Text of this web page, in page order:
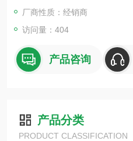
厂商性质：经销商
访问量：404
产品咨询
产品分类
PRODUCT CLASSIFICATION